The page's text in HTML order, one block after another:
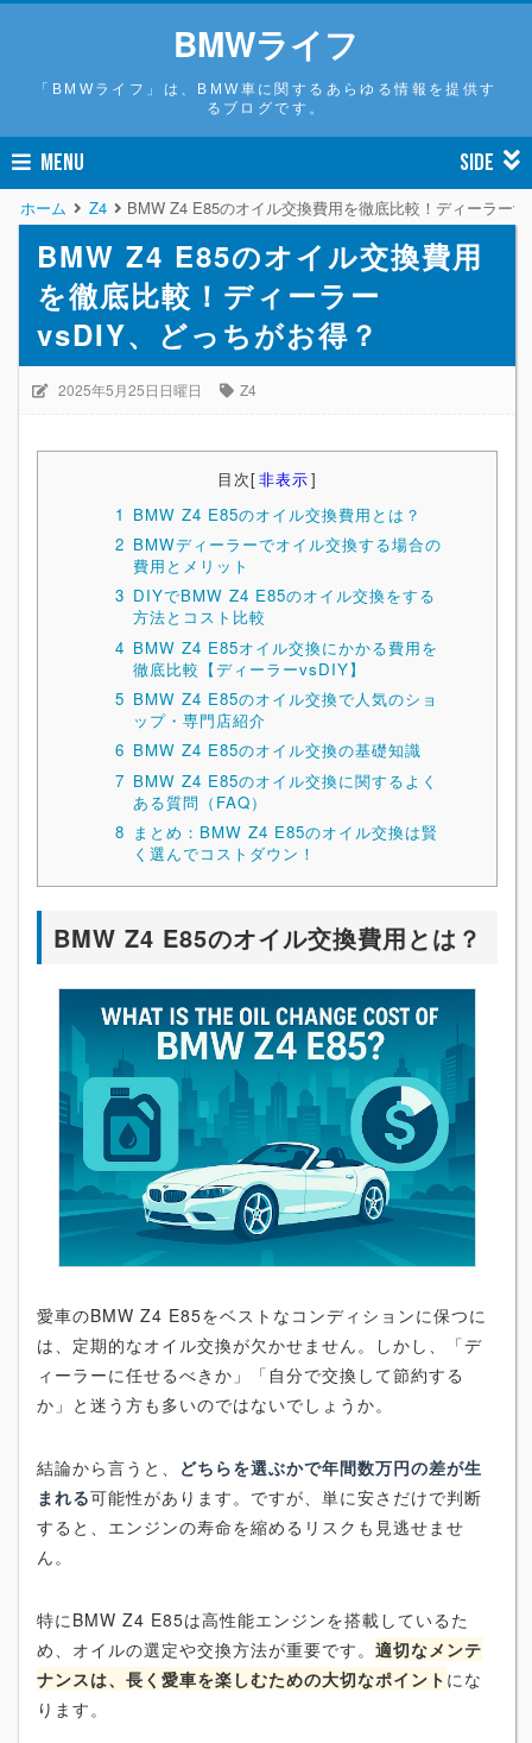
BMWライフ
「BMWライフ」は、BMW車に関するあらゆる情報を提供す
るブログです。
MENU SIDE
ホーム Z4 BMW Z4 E85のオイル交換費用を徹底比較！ディーラー
BMW Z4 E85のオイル交換費用
を徹底比較！ディーラー
vsDIY、どっちがお得？
2025年5月25日日曜日 Z4
目次[非表示]
1 BMW Z4 E85のオイル交換費用とは？
2 BMWディーラーでオイル交換する場合の
費用とメリット
3 DIYでBMW Z4 E85のオイル交換をする
方法とコスト比較
4 BMW Z4 E85オイル交換にかかる費用を
徹底比較【ディーラーvsDIY】
5 BMW Z4 E85のオイル交換で人気のショ
ップ・専門店紹介
6 BMW Z4 E85のオイル交換の基礎知識
7 BMW Z4 E85のオイル交換に関するよく
ある質問（FAQ）
8 まとめ：BMW Z4 E85のオイル交換は賢
く選んでコストダウン！
BMW Z4 E85のオイル交換費用とは？
愛車のBMW Z4 E85をベストなコンディションに保つに
は、定期的なオイル交換が欠かせません。しかし、「デ
ィーラーに任せるべきか」「自分で交換して節約する
か」と迷う方も多いのではないでしょうか。
結論から言うと、 どちらを選ぶかで年間数万円の差が生
まれる可能性があります。ですが、単に安さだけで判断
すると、エンジンの寿命を縮めるリスクも見逃せませ
ん。
特にBMW Z4 E85は高性能エンジンを搭載しているた
め、オイルの選定や交換方法が重要です。 適切なメンテ
ナンスは、長く愛車を楽しむための大切なポイント にな
ります。